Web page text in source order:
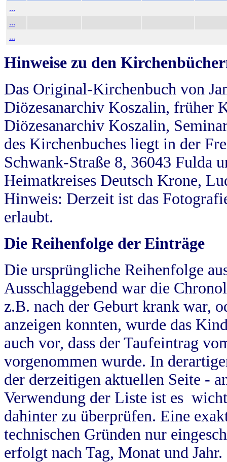
...
...
...
Hinweise zu den
Das Original-Kirchenbuch von
Diözesanarchiv Koszalin, früher
Diözesanarchiv Koszalin,
des Kirchenbuches liegt in der
Schwank-Straße 8, 36043 Fulda
Heimatkreises Deutsch Krone,
Hinweis: Derzeit ist das
erlaubt.
Die Reihenfolge der Einträge
Die ursprüngliche Reihenfolge
Ausschlaggebend war die
z.B. nach der Geburt krank war,
anzeigen konnten, wurde das
auch vor, dass der Taufeintrag
vorgenommen wurde. In
der derzeitigen aktuellen Seite -
Verwendung der Liste ist es
dahinter zu überprüfen. Eine
technischen Gründen nur
erfolgt nach Tag, Monat und Jahr.